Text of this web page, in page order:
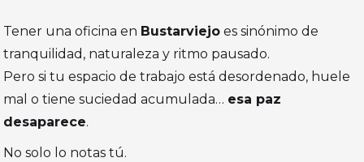
Tener una oficina en Bustarviejo es sinónimo de
tranquilidad, naturaleza y ritmo pausado.
Pero si tu espacio de trabajo está desordenado, huele
mal o tiene suciedad acumulada… esa paz
desaparece.
No solo lo notas tú.